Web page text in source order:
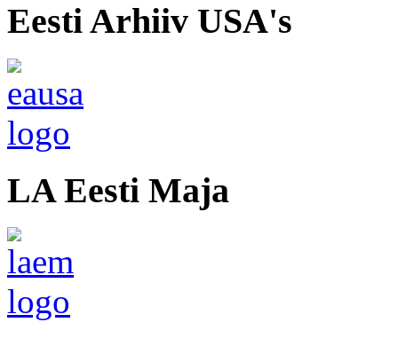
Eesti Arhiiv USA's
LA Eesti Maja